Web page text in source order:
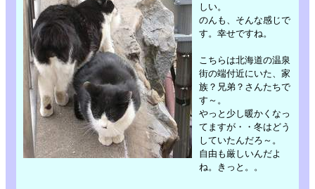
しい。
のんも、そんな感じで
す。幸せですね。
こちらは北海道の温泉
街の端付近にいた、家
族？兄弟？さんたちで
す～。
やっと少し暖かくなっ
てますが・・冬はどう
していたんだろ～。
自由も厳しいんだよ
ね。きっと。。